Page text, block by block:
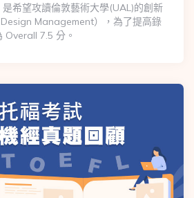
希望攻讀倫敦藝術大學(UAL)的創新
Management），為了提高錄
Overall 7.5 分。